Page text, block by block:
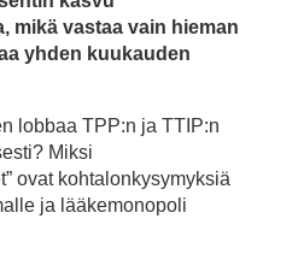
mikä vastaa vain hieman
yhden kuukauden
lobbaa TPP:n ja TTIP:n
Miksi
ovat kohtalonkysymyksiä
ja lääkemonopoli